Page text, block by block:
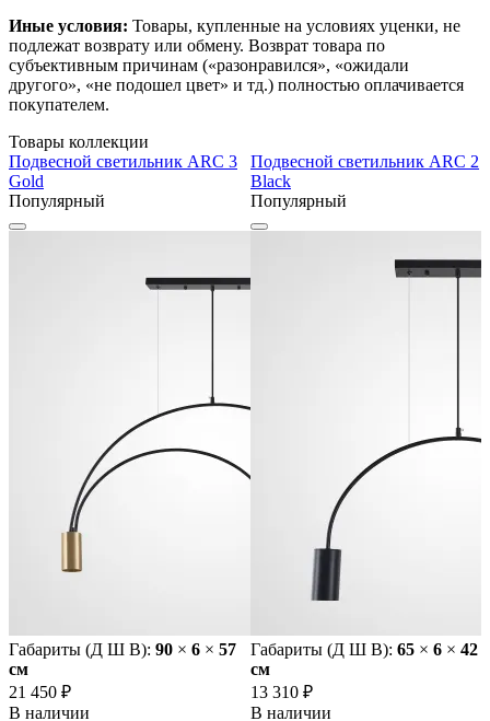
Иные условия: Товары, купленные на условиях уценки, не
подлежат возврату или обмену. Возврат товара по
субъективным причинам («разонравился», «ожидали
другого», «не подошел цвет» и тд.) полностью оплачивается
покупателем.
Товары коллекции
Подвесной светильник ARC 3
Gold
Популярный
Габариты (Д Ш В): 90 × 6 × 57
cм
21 450 ₽
В наличии
Подвесной светильник ARC 2
Black
Популярный
Габариты (Д Ш В): 65 × 6 × 42
cм
13 310 ₽
В наличии